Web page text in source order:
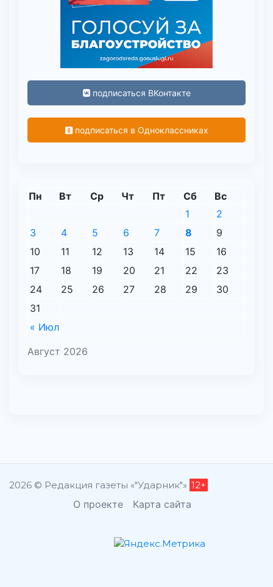
подписаться ВКонтакте
подписаться в Одноклассниках
Август 2026
Пн Вт Ср Чт Пт Сб Вс
« Июл
1
2
3
4 5 6 7 8
9
10
11 12 13 14 15
16
17
18 19 20 21 22
23
24
25 26 27 28 29
30
31
2026 © Редакция газеты «"Ударник"» 12+
О проекте Карта сайта